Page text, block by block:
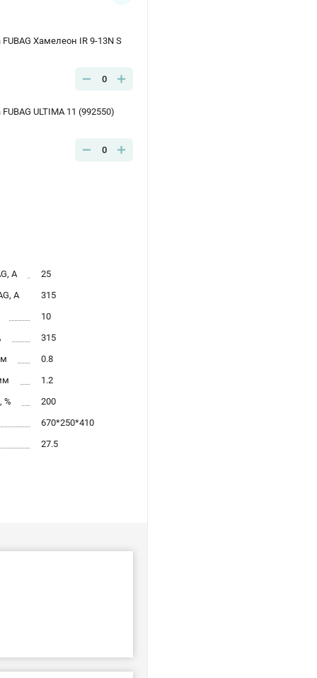
Хамелеон IR 9-13N S
0
ULTIMA 11 (992550)
0
А
25
А
315
10
315
0.8
1.2
%
200
670*250*410
27.5